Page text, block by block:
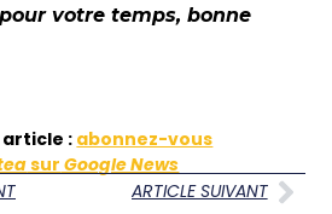
votre temps, bonne
: abonnez-vous
sur Google News
ARTICLE SUIVANT